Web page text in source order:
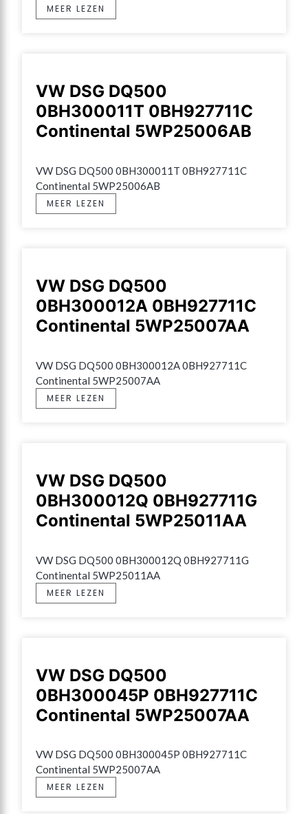
MEER LEZEN
VW DSG DQ500
0BH300011T 0BH927711C
Continental 5WP25006AB
VW DSG DQ500 0BH300011T 0BH927711C
Continental 5WP25006AB
MEER LEZEN
VW DSG DQ500
0BH300012A 0BH927711C
Continental 5WP25007AA
VW DSG DQ500 0BH300012A 0BH927711C
Continental 5WP25007AA
MEER LEZEN
VW DSG DQ500
0BH300012Q 0BH927711G
Continental 5WP25011AA
VW DSG DQ500 0BH300012Q 0BH927711G
Continental 5WP25011AA
MEER LEZEN
VW DSG DQ500
0BH300045P 0BH927711C
Continental 5WP25007AA
VW DSG DQ500 0BH300045P 0BH927711C
Continental 5WP25007AA
MEER LEZEN